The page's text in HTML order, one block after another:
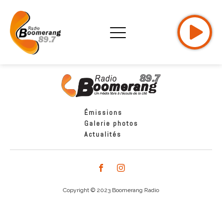
Émissions
Galerie photos
Actualités
Copyright © 2023 Boomerang Radio